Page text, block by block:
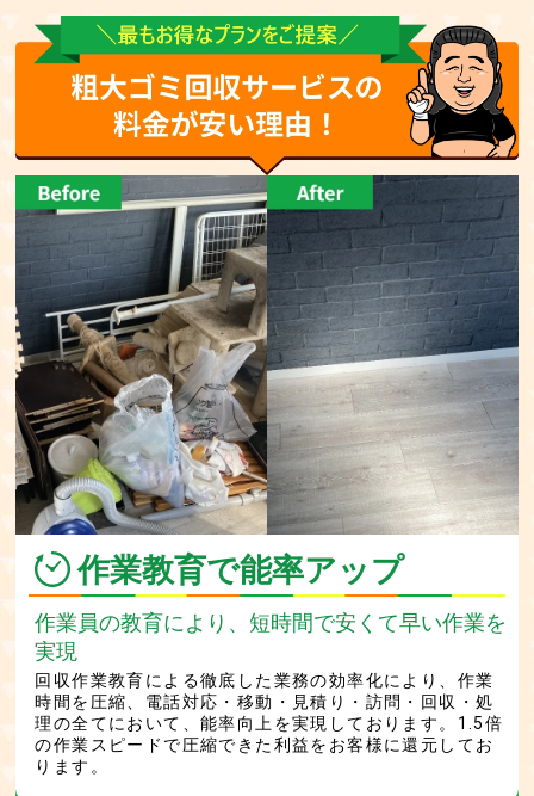
作業教育で能率アップ
作業員の教育により、短時間で安くて早い作業を
実現
回収作業教育による徹底した業務の効率化により、作業
時間を圧縮、電話対応・移動・見積り・訪問・回収・処
理の全てにおいて、能率向上を実現しております。1.5倍
の作業スピードで圧縮できた利益をお客様に還元してお
ります。